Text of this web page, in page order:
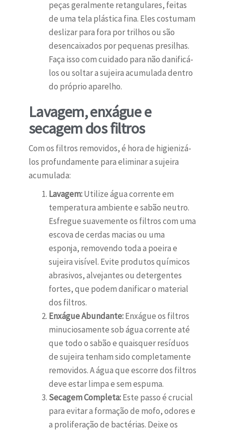
peças geralmente retangulares, feitas
de uma tela plástica fina. Eles costumam
deslizar para fora por trilhos ou são
desencaixados por pequenas presilhas.
Faça isso com cuidado para não danificá-
los ou soltar a sujeira acumulada dentro
do próprio aparelho.
Lavagem, enxágue e
secagem dos filtros
Com os filtros removidos, é hora de higienizá-
los profundamente para eliminar a sujeira
acumulada:
Lavagem:Utilize água corrente em
temperatura ambiente e sabão neutro.
Esfregue suavemente os filtros com uma
escova de cerdas macias ou uma
esponja, removendo toda a poeira e
sujeira visível. Evite produtos químicos
abrasivos, alvejantes ou detergentes
fortes, que podem danificar o material
dos filtros.
Enxágue Abundante:Enxágue os filtros
minuciosamente sob água corrente até
que todo o sabão e quaisquer resíduos
de sujeira tenham sido completamente
removidos. A água que escorre dos filtros
deve estar limpa e sem espuma.
Secagem Completa:Este passo é crucial
para evitar a formação de mofo, odores e
a proliferação de bactérias. Deixe os